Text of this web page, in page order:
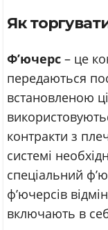
Як
Ф’ючерс – це
передаються
встановленою
контракти з
системі
спеціальний
ф’ючерсів
включають в